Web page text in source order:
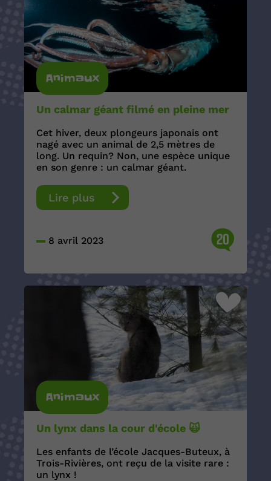
Animaux
Un calmar géant filmé en pleine mer
Cet hiver, deux plongeurs japonais ont
nagé avec un animal de 2,5 mètres de
long. Un requin? Non, une espèce unique
en son genre : un calmar géant.
Lire plus
8 avril 2023 20
Animaux
Un lynx dans la cour d'école 🙀
Les enfants de l’école Jacques-Buteux, à
Trois-Rivières, ont reçu de la visite rare :
un lynx !